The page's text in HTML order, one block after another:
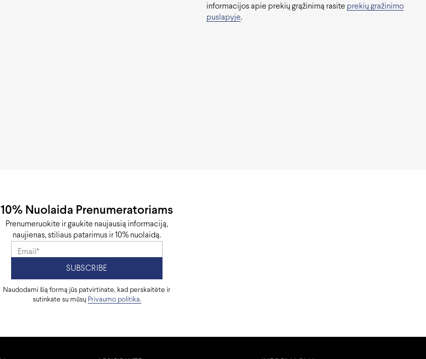
informacijos apie prekių grąžinimą rasite prekių gražinimo
puslapyje.
10% Nuolaida Prenumeratoriams
Prenumeruokite ir gaukite naujausią informaciją,
naujienas, stiliaus patarimus ir 10% nuolaidą.
Naudodami šią formą jūs patvirtinate, kad perskaitėte ir
sutinkate su mūsų Privaumo politika.